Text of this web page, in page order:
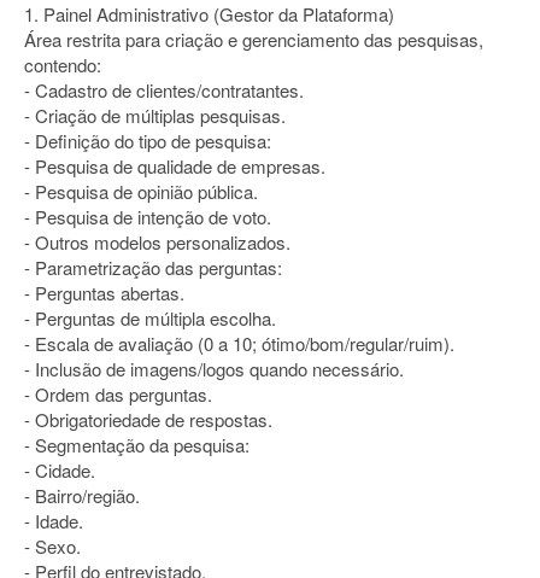
1. Painel Administrativo (Gestor da Plataforma)
Área restrita para criação e gerenciamento das pesquisas,
contendo:
- Cadastro de clientes/contratantes.
- Criação de múltiplas pesquisas.
- Definição do tipo de pesquisa:
- Pesquisa de qualidade de empresas.
- Pesquisa de opinião pública.
- Pesquisa de intenção de voto.
- Outros modelos personalizados.
- Parametrização das perguntas:
- Perguntas abertas.
- Perguntas de múltipla escolha.
- Escala de avaliação (0 a 10; ótimo/bom/regular/ruim).
- Inclusão de imagens/logos quando necessário.
- Ordem das perguntas.
- Obrigatoriedade de respostas.
- Segmentação da pesquisa:
- Cidade.
- Bairro/região.
- Idade.
- Sexo.
- Perfil do entrevistado.